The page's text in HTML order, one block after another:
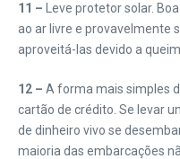
11 – Leve protetor solar.
ao ar livre e provavelmente
aproveitá-las devido a
12 – A forma mais simples
cartão de crédito. Se levar
de dinheiro vivo se
maioria das embarcações